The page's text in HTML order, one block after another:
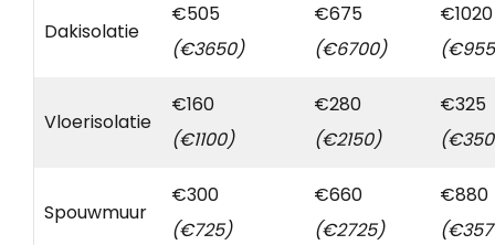
Dakisolatie
€505
(€3650)
€675
(€6700)
€1020
Vloerisolatie
€160
(€1100)
€280
(€2150)
€325
Spouwmuur
€300
(€725)
€660
(€2725)
€880